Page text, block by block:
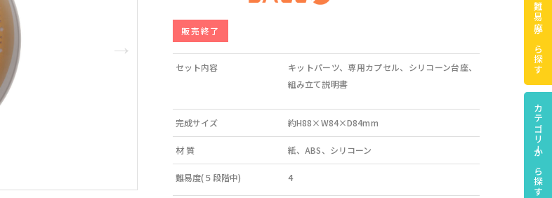
販売終了
セット内容
キットパーツ、専用カプセル、シリコーン台座、
組み立て説明書
完成サイズ 約H88×W84×D84mm
材 質 紙、ABS、シリコーン
難易度(５段階中) 4
難易度から探す
カテゴリーから探す